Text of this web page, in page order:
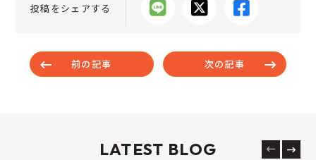
投稿をシェアする
前の記事 次の記事
LATEST BLOG